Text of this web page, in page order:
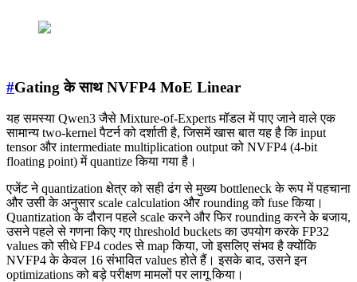
#Gating के साथ NVFP4 MoE Linear
यह समस्या Qwen3 जैसे Mixture-of-Experts मॉडल में पाए जाने वाले एक
सामान्य two-kernel पैटर्न को दर्शाती है, जिसमें खास बात यह है कि input
tensor और intermediate multiplication output को NVFP4 (4-bit
floating point) में quantize किया गया है।
एजेंट ने quantization क्षेत्र को सही ढंग से मुख्य bottleneck के रूप में पहचाना
और उसी के अनुसार scale calculation और rounding को fuse किया।
Quantization के दौरान पहले scale करने और फिर rounding करने के बजाय,
उसने पहले से गणना किए गए threshold buckets का उपयोग करके FP32
values को सीधे FP4 codes से map किया, जो इसलिए संभव है क्योंकि
NVFP4 के केवल 16 संभावित values होते हैं। इसके बाद, उसने इन
optimizations को बड़े परीक्षण मामलों पर लागू किया।